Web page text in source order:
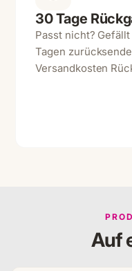
30 Tage
Passt nicht?
Tagen
Versandkosten
Auf